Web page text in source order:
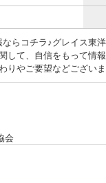
らコチラ♪グレイス東
して、自信をもって情
りやご要望などござい
会